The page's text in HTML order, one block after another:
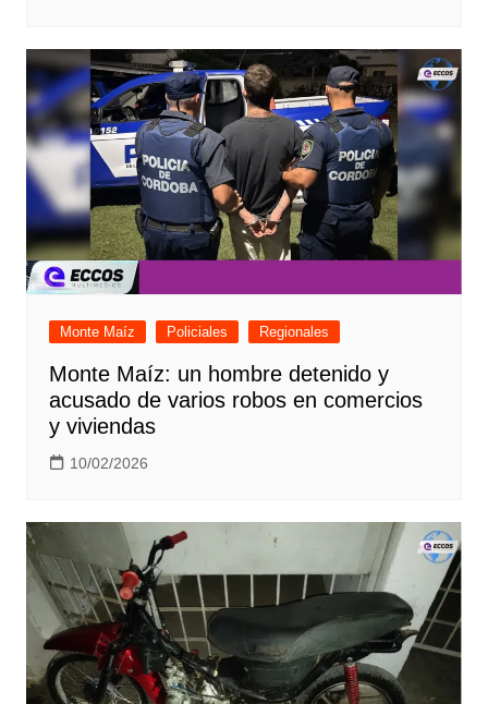
Monte Maíz Policiales Regionales
Monte Maíz: un hombre detenido y
acusado de varios robos en comercios
y viviendas
10/02/2026